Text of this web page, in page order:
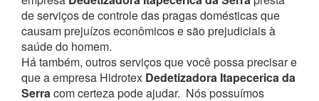
de serviços de controle das pragas domésticas que
causam prejuízos econômicos e são prejudiciais à
saúde do homem.
Há também, outros serviços que você possa precisar e
que a empresa Hidrotex Dedetizadora Itapecerica da
Serracom certeza pode ajudar. Nós possuímos